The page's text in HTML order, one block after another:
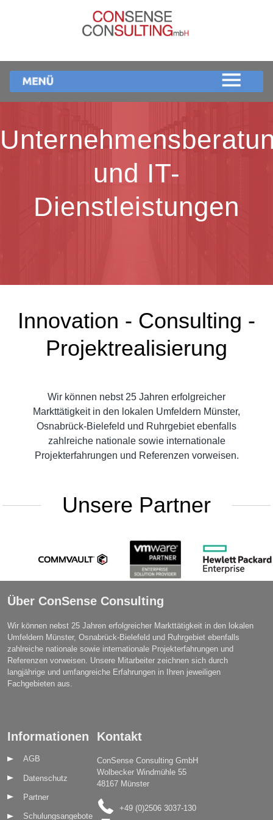
und IT-
Dienstleistungen
Innovation - Consulting -
Projektrealisierung
Wir können nebst 25 Jahren erfolgreicher
Markttätigkeit in den lokalen Umfeldern Münster,
Osnabrück-Bielefeld und Ruhrgebiet ebenfalls
zahlreiche nationale sowie internationale
Projekterfahrungen und Referenzen vorweisen.
Unsere Partner
Über ConSense Consulting
Wir können nebst 25 Jahren erfolgreicher Markttätigkeit in den lokalen
Umfeldern Münster, Osnabrück-Bielefeld und Ruhrgebiet ebenfalls
zahlreiche nationale sowie internationale Projekterfahrungen und
Referenzen vorweisen. Unsere Mitarbeiter zeichnen sich durch
langjährige und umfangreiche Erfahrungen in Ihren jeweiligen
Fachgebieten aus.
Informationen
AGB
Datenschutz
Partner
Schulungsangebote
Kontakt
ConSense Consulting GmbH
Wolbecker Windmühle 55
48167 Münster
+49 (0)2506 3037-130